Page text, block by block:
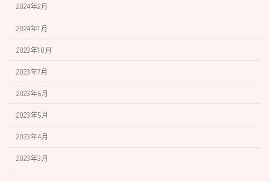
2024年2月
2024年1月
2023年10月
2023年7月
2023年6月
2023年5月
2023年4月
2023年3月